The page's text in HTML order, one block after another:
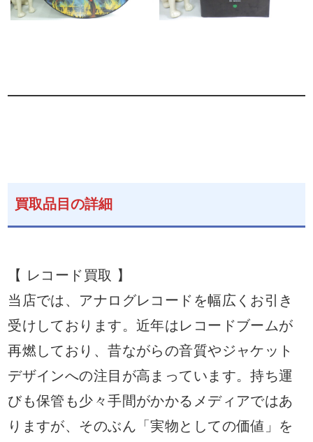
買取品目の詳細
【 レコード買取 】
当店では、アナログレコードを幅広くお引き
受けしております。近年はレコードブームが
再燃しており、昔ながらの音質やジャケット
デザインへの注目が高まっています。持ち運
びも保管も少々手間がかかるメディアではあ
りますが、そのぶん「実物としての価値」を